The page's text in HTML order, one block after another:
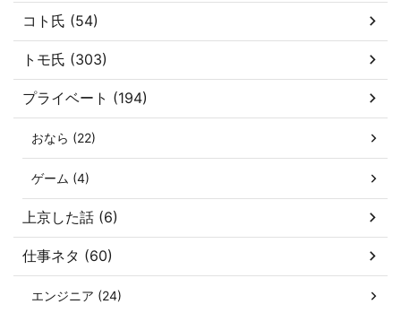
コト氏 (54)
トモ氏 (303)
プライベート (194)
おなら (22)
ゲーム (4)
上京した話 (6)
仕事ネタ (60)
エンジニア (24)